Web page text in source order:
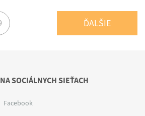
ĎALŠIE
SOCIÁLNYCH SIEŤACH
Facebook